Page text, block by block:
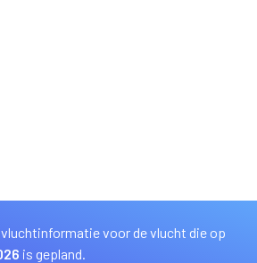
voor de vlucht die op
is gepland.